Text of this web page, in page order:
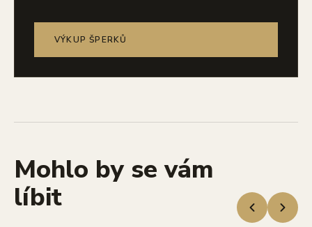
VÝKUP ŠPERKŮ
Mohlo by se vám
líbit